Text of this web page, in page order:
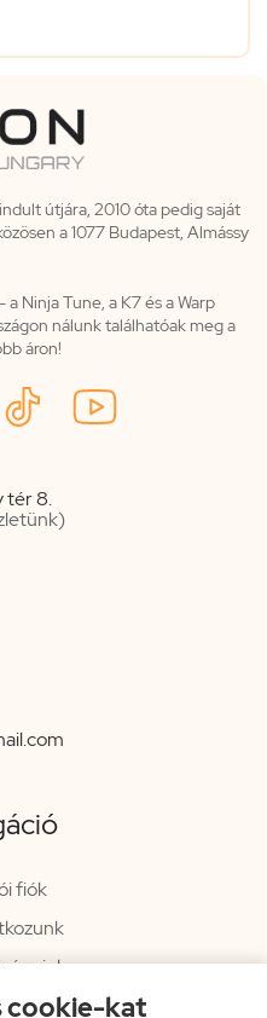
cookie-kat
útjára, 2010 óta pedig saját
a 1077 Budapest, Almássy
Ninja Tune, a K7 és a Warp
nálunk találhatóak meg a
áron!
tér 8.
fiók